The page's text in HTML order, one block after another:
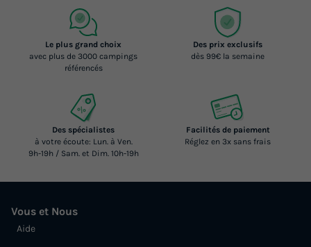
Le plus grand choix
avec plus de 3000 campings
référencés
Des prix exclusifs
dès 99€ la semaine
Des spécialistes
à votre écoute: Lun. à Ven.
9h-19h / Sam. et Dim. 10h-19h
Facilités de paiement
Réglez en 3x sans frais
Vous et Nous
Aide